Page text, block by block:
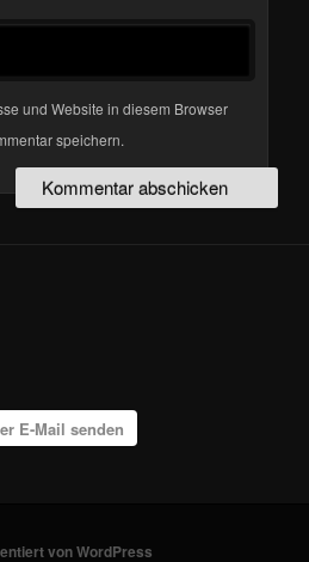
und Website in diesem Browser
speichern.
E-Mail senden
von WordPress